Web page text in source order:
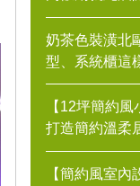
奶茶色裝潢北
型、系統櫃這
【12坪簡約
打造簡約溫柔
【簡約風室